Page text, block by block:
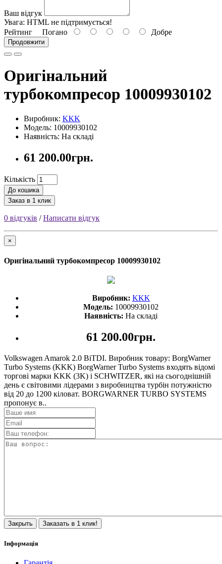
Ваш відгук
Увага: HTML не підтримується!
Рейтинг Погано Добре
Продовжити
Оригінальний
турбокомпресор 10009930102
Виробник: KKK
Модель: 10009930102
Наявність: На складі
61 200.00грн.
Кількість
До кошика
Заказ в 1 клик
0 відгуків /Написати відгук
×
Оригінальний турбокомпресор 10009930102
Виробник: KKK
Модель: 10009930102
Наявність: На складі
61 200.00грн.
Volkswagen Amarok 2.0 BiTDI. Виробник товару: BorgWarner
Turbo Systems (KKK) BorgWarner Turbo Systems входять відомі
торгові марки KKK (3K) і SCHWITZER, які на сьогоднішній
день є світовими лідерами з виробництва турбін потужністю
від 20 до 1200 кіловат. BORGWARNER TURBO SYSTEMS
пропонує в..
Закрыть Заказать в 1 клик!
Інформація